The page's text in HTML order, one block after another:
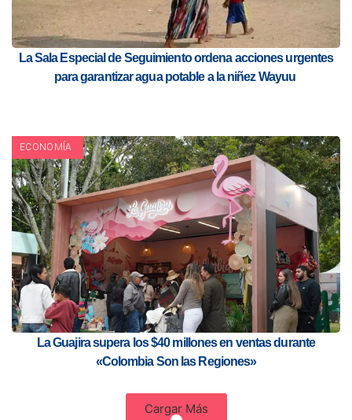
La Sala Especial de Seguimiento ordena acciones urgentes
para garantizar agua potable a la niñez Wayuu
ECONOMÍA
La Guajira supera los $40 millones en ventas durante
«Colombia Son las Regiones»
Cargar Más